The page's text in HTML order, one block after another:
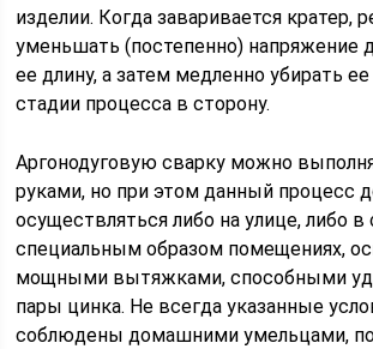
изделии. Когда заваривается кратер,
уменьшать (постепенно) напряжение
ее длину, а затем медленно убирать
стадии процесса в сторону.
Аргонодуговую сварку можно
руками, но при этом данный процесс
осуществляться либо на улице, либо
специальным образом помещениях,
мощными вытяжками, способными
пары цинка. Не всегда указанные
соблюдены домашними умельцами,